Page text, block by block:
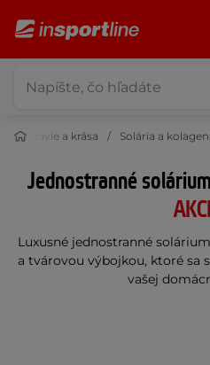
Zdravie a krása Solária a
Jednostranné
Luxusné jednostranné
a tvárovou výbojkou, ktoré sa
vašej